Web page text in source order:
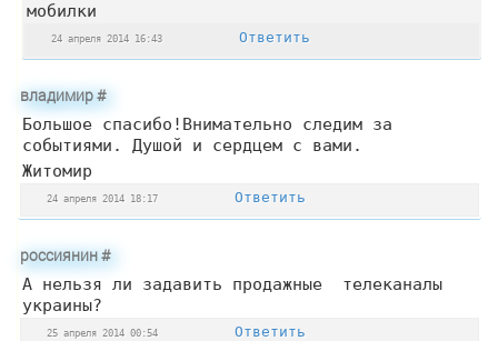
мобилки
24 апреля 2014 16:43 Ответить
владимир#
Большое спасибо!Внимательно следим за
событиями. Душой и сердцем с вами.
Житомир
24 апреля 2014 18:17 Ответить
россиянин#
А нельзя ли задавить продажные телеканалы
украины?
25 апреля 2014 00:54 Ответить